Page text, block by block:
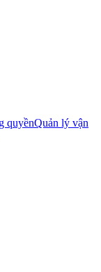
quyềnQuản lý vận